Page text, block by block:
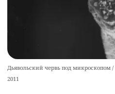
Дьявольский червь под микроскопом
2011